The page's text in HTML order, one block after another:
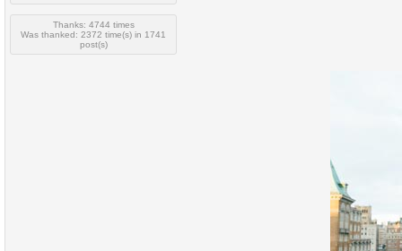
Thanks: 4744 times
Was thanked: 2372 time(s) in 1741
post(s)